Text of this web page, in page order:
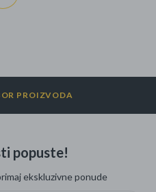
PROIZVODA
popuste!
ekskluzivne ponude